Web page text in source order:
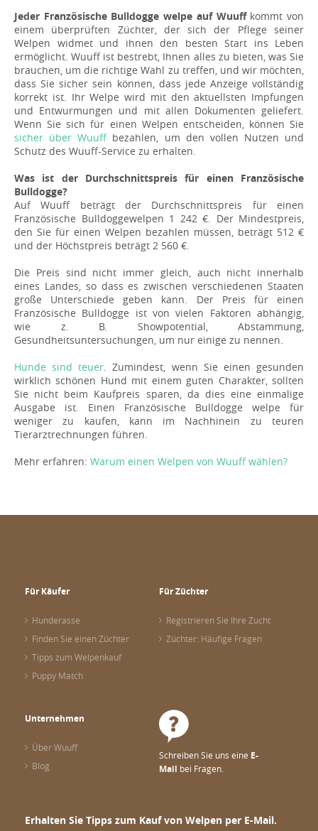
Jeder Französische Bulldogge welpe auf Wuuffkommt von
einem überprüften Züchter, der sich der Pflege seiner
Welpen widmet und ihnen den besten Start ins Leben
ermöglicht. Wuuff ist bestrebt, Ihnen alles zu bieten, was Sie
brauchen, um die richtige Wahl zu treffen, und wir möchten,
dass Sie sicher sein können, dass jede Anzeige vollständig
korrekt ist. Ihr Welpe wird mit den aktuellsten Impfungen
und Entwurmungen und mit allen Dokumenten geliefert.
Wenn Sie sich für einen Welpen entscheiden, können Sie
sicher über Wuuffbezahlen, um den vollen Nutzen und
Schutz des Wuuff-Service zu erhalten.
Was ist der Durchschnittspreis für einen Französische
Bulldogge?
Auf Wuuff beträgt der Durchschnittspreis für einen
Französische Bulldoggewelpen 1 242 €. Der Mindestpreis,
den Sie für einen Welpen bezahlen müssen, beträgt 512 €
und der Höchstpreis beträgt 2 560 €.
Die Preis sind nicht immer gleich, auch nicht innerhalb
eines Landes, so dass es zwischen verschiedenen Staaten
große Unterschiede geben kann. Der Preis für einen
Französische Bulldogge ist von vielen Faktoren abhängig,
wie z. B. Showpotential, Abstammung,
Gesundheitsuntersuchungen, um nur einige zu nennen.
Hunde sind teuer. Zumindest, wenn Sie einen gesunden
wirklich schönen Hund mit einem guten Charakter, sollten
Sie nicht beim Kaufpreis sparen, da dies eine einmalige
Ausgabe ist. Einen Französische Bulldogge welpe für
weniger zu kaufen, kann im Nachhinein zu teuren
Tierarztrechnungen führen.
Mehr erfahren: Warum einen Welpen von Wuuff wählen?
Für Käufer
Hunderasse
Finden Sie einen Züchter
Tipps zum Welpenkauf
Puppy Match
Für Züchter
Registrieren Sie Ihre Zucht
Züchter: Häufige Fragen
Unternehmen
Über Wuuff
Blog
Schreiben Sie uns eine E-
Mail bei Fragen.
Erhalten Sie Tipps zum Kauf von Welpen per E-Mail.